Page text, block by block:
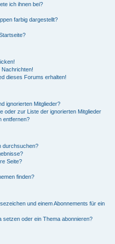
ich ihnen bei?
farbig dargestellt?
dieses Forums erhalten!
ignorierten Mitglieder?
oder zur Liste der ignorierten Mitglieder
entfernen?
durchsuchen?
Seite?
finden?
und einem Abonnements für ein
setzen oder ein Thema abonnieren?